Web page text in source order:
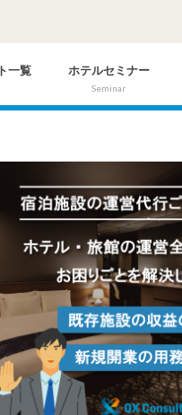
一覧 ホテルセミナー
Seminar